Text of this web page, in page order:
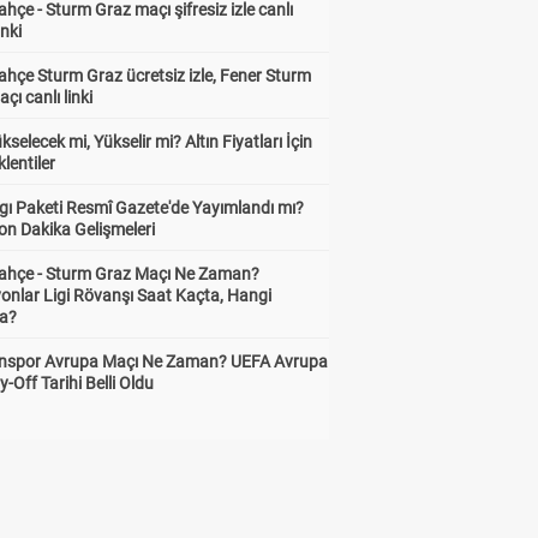
- Sturm Graz maçı şifresiz izle canlı
Sturm Graz ücretsiz izle, Fener Sturm
canlı linki
mi, Yükselir mi? Altın Fiyatları İçin
Paketi Resmî Gazete'de Yayımlandı mı?
Dakika Gelişmeleri
- Sturm Graz Maçı Ne Zaman?
Ligi Rövanşı Saat Kaçta, Hangi
Avrupa Maçı Ne Zaman? UEFA Avrupa
Off Tarihi Belli Oldu